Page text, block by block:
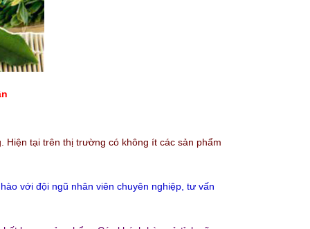
Hiện tại trên thị trường có không ít các sản phẩm
với đội ngũ nhân viên chuyên nghiệp, tư vấn